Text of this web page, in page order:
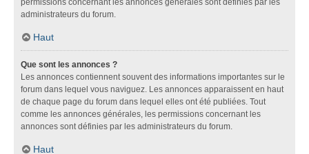
permissions concernant les annonces générales sont définies par les
administrateurs du forum.
Haut
Que sont les annonces ?
Les annonces contiennent souvent des informations importantes sur le
forum dans lequel vous naviguez. Les annonces apparaissent en haut
de chaque page du forum dans lequel elles ont été publiées. Tout
comme les annonces générales, les permissions concernant les
annonces sont définies par les administrateurs du forum.
Haut